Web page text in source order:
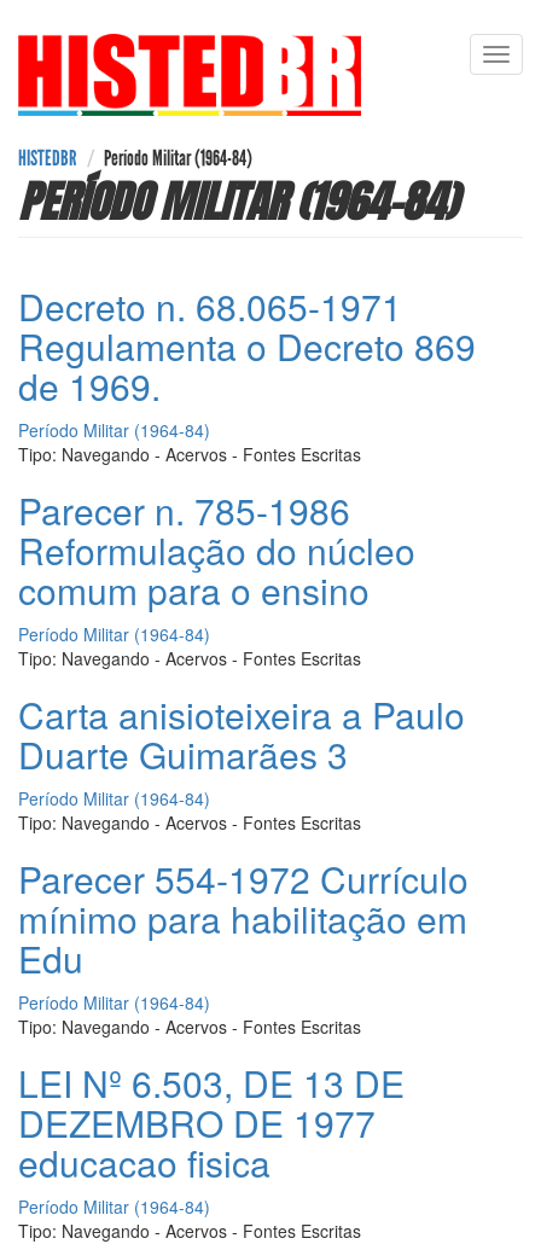
Pular
conteúdo
HISTEDBR Período Militar (1964-84)
PERÍODO MILITAR (1964-84)
Decreto n. 68.065-1971
Regulamenta o Decreto 869
de 1969.
Período Militar (1964-84)
Tipo: Navegando - Acervos - Fontes Escritas
Parecer n. 785-1986
Reformulação do núcleo
comum para o ensino
Período Militar (1964-84)
Tipo: Navegando - Acervos - Fontes Escritas
Carta anisioteixeira a Paulo
Duarte Guimarães 3
Período Militar (1964-84)
Tipo: Navegando - Acervos - Fontes Escritas
Parecer 554-1972 Currículo
mínimo para habilitação em
Edu
Período Militar (1964-84)
Tipo: Navegando - Acervos - Fontes Escritas
LEI Nº 6.503, DE 13 DE
DEZEMBRO DE 1977
educacao fisica
Período Militar (1964-84)
Tipo: Navegando - Acervos - Fontes Escritas